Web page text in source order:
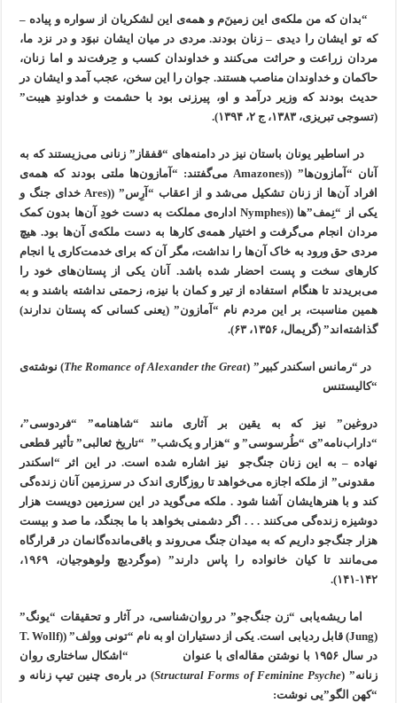
“بدان که من ملکه‌ی این زمینَ‌م و همه‌ی این لشکریان از سواره و پیاده –
که تو ایشان را دیدی – زنان بودند. مردی در میان ایشان نبوَد و در نزد ما،
مردان زراعت و حراثت می‌کنند و خداوندان کسب و حِرفت‌ند و اما زنان،
حاکمان و خداوندان مناصب هستند. جوان را این سخن، عجب آمد و ایشان در
حدیث بودند که وزیر درآمد و او، پیر‌زنی بود با حشمت و خداوندِ هیبت”
(تسوجی تبریزی، ۱۳۸۳، ج ۲، ۱۳۹۴).
در اساطیر یونان باستان نیز در دامنه‌های “قفقاز” زنانی می‌زیستند که به
آنان “آمازون‌ها” ((Amazones می‌گفتند: “آمازون‌ها ملتی بودند که همه‌ی
افراد آن‌ها از زنان تشکیل می‌شد و از اعقاب “آرِس” ((Ares خدای جنگ و
یکی از “نِمف”‌ها ((Nymphes اداره‌ی مملکت به دست خودِ آن‌ها بدون کمک
مردان انجام می‌گرفت و اختیار همه‌ی کارها به دست ملکه‌ی آن‌ها بود. هیچ
مردی حق ورود به خاک آن‌ها را نداشت، مگر آن که برای خدمت‌کاری یا انجام
کارهای سخت و پست احضار شده باشد. آنان یکی از پستان‌های خود را
می‌بریدند تا هنگام استفاده از تیر و کمان با نیزه، زحمتی نداشته باشند و به
همین مناسبت، بر این مردم نام “آمازون” (یعنی کسانی که پستان ندارند)
گذاشته‌اند” (گریمال، ۱۳۵۶، ۶۳).
در “رمانس اسکندر کبیر” (The Romance of Alexander the Great) نوشته‌ی
“کالیستنس
دروغین” نیز که به یقین بر آثاری مانند “شاهنامه”‌ “فردوسی”،
“داراب‌نامه”ی “طُرسوسی” و “هزار و یک‌شب” “تاریخ ثعالبی” تأثیر قطعی
نهاده – به این زنان جنگ‌جو نیز اشاره شده است. در این اثر “اسکندر
مقدونی” از ملکه اجازه می‌خواهد تا روزگاری اندک در سرزمین آنان زنده‌گی
کند و با هنرهایشان آشنا شود . ملکه می‌گوید در این سرزمین دویست هزار
دوشیزه زنده‌گی می‌کنند . . . اگر دشمنی بخواهد با ما بجنگد، ما صد و بیست
هزار جنگ‌جو داریم که به میدان جنگ می‌روند و باقی‌مانده‌گانمان در قرارگاه
می‌مانند تا کیان خانواده را پاس دارند” (موگردیچ ولوهوجیان، ۱۹۶۹،
۱۴۲-۱۴۱).
اما ریشه‌یابی “زن جنگ‌جو” در روان‌شناسی، در آثار و تحقیقات “یونگ”
(Jung) قابل ردیابی است. یکی از دستیاران او به نام “تونی وولف” ((T. Wollf
در سال ۱۹۵۶ با نوشتن مقاله‌ای با عنوان “اشکال ساختاری روان
زنانه” (Structural Forms of Feminine Psyche) در باره‌ی چنین تیپ زنانه و
“کهن الگو”یی نوشت: